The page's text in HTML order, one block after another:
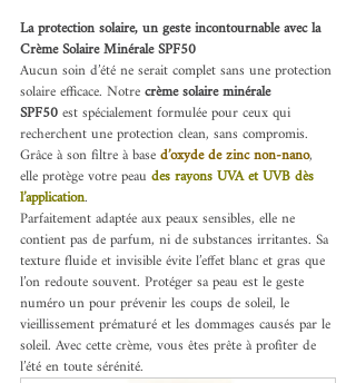
La protection solaire, un geste incontournable avec la
Crème Solaire Minérale SPF50
Aucun soin d’été ne serait complet sans une protection
solaire efficace. Notre crème solaire minérale
SPF50 est spécialement formulée pour ceux qui
recherchent une protection clean, sans compromis.
Grâce à son filtre à base d’oxyde de zinc non-nano,
elle protège votre peau des rayons UVA et UVB dès
l’application.
Parfaitement adaptée aux peaux sensibles, elle ne
contient pas de parfum, ni de substances irritantes. Sa
texture fluide et invisible évite l’effet blanc et gras que
l’on redoute souvent. Protéger sa peau est le geste
numéro un pour prévenir les coups de soleil, le
vieillissement prématuré et les dommages causés par le
soleil. Avec cette crème, vous êtes prête à profiter de
l’été en toute sérénité.